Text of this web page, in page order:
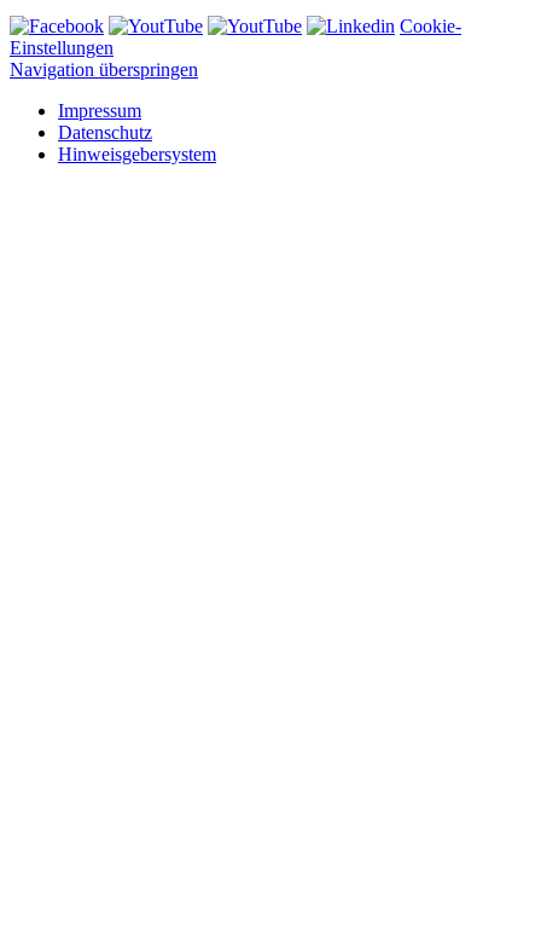
Cookie-
Einstellungen
Navigation überspringen
Impressum
Datenschutz
Hinweisgebersystem